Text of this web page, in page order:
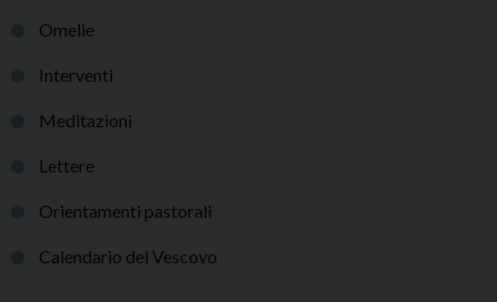
Omelie
Interventi
Meditazioni
Lettere
Orientamenti pastorali
Calendario del Vescovo